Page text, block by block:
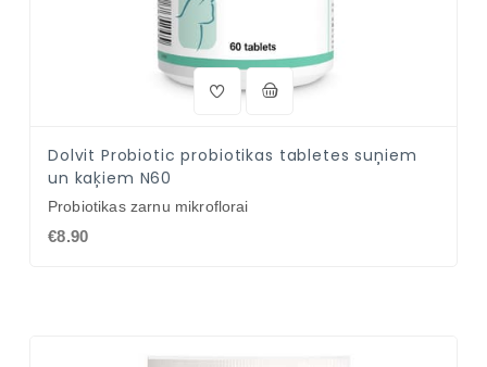
Dolvit Probiotic probiotikas tabletes suņiem
un kaķiem N60
Probiotikas zarnu mikroflorai
€8.90